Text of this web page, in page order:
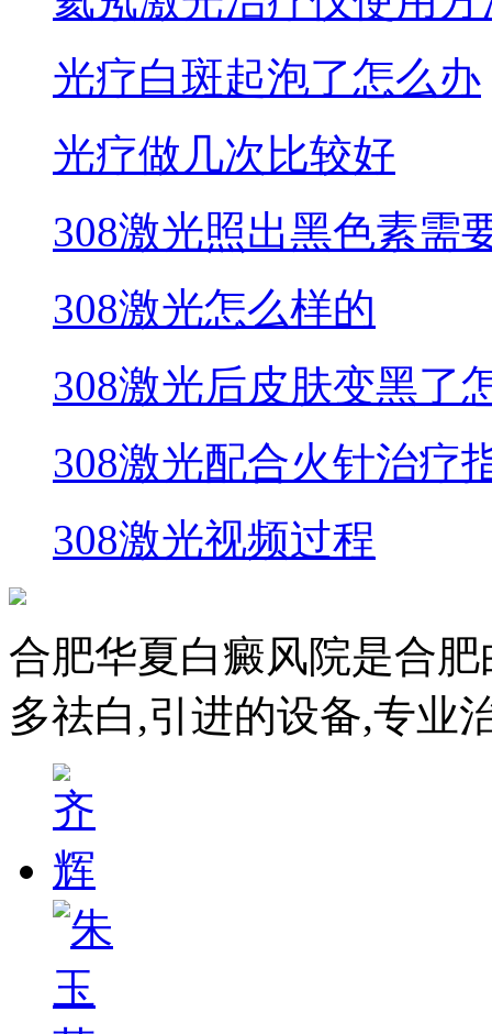
光疗白斑起泡了怎么办
光疗做几次比较好
308激光照出黑色素需
308激光怎么样的
308激光后皮肤变黑了
308激光配合火针治疗
308激光视频过程
合肥华夏白癜风院是合
多祛白,引进的设备,专业